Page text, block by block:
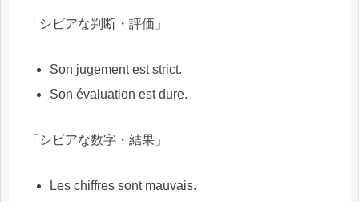
「シビアな判断・評価」
Son jugement est strict.
Son évaluation est dure.
「シビアな数字・結果」
Les chiffres sont mauvais.